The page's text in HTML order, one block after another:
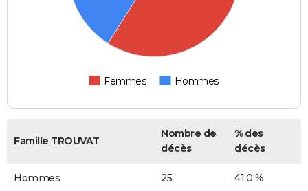
Femmes Hommes
Famille TROUVAT
Nombre de
décès
% des
décès
Hommes 25 41,0 %